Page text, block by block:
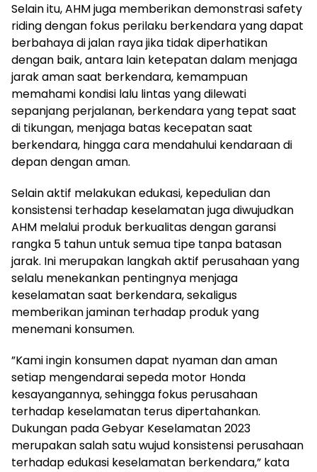
Selain itu, AHM juga memberikan demonstrasi safety
riding dengan fokus perilaku berkendara yang dapat
berbahaya di jalan raya jika tidak diperhatikan
dengan baik, antara lain ketepatan dalam menjaga
jarak aman saat berkendara, kemampuan
memahami kondisi lalu lintas yang dilewati
sepanjang perjalanan, berkendara yang tepat saat
di tikungan, menjaga batas kecepatan saat
berkendara, hingga cara mendahului kendaraan di
depan dengan aman.
Selain aktif melakukan edukasi, kepedulian dan
konsistensi terhadap keselamatan juga diwujudkan
AHM melalui produk berkualitas dengan garansi
rangka 5 tahun untuk semua tipe tanpa batasan
jarak. Ini merupakan langkah aktif perusahaan yang
selalu menekankan pentingnya menjaga
keselamatan saat berkendara, sekaligus
memberikan jaminan terhadap produk yang
menemani konsumen.
”Kami ingin konsumen dapat nyaman dan aman
setiap mengendarai sepeda motor Honda
kesayangannya, sehingga fokus perusahaan
terhadap keselamatan terus dipertahankan.
Dukungan pada Gebyar Keselamatan 2023
merupakan salah satu wujud konsistensi perusahaan
terhadap edukasi keselamatan berkendara,” kata